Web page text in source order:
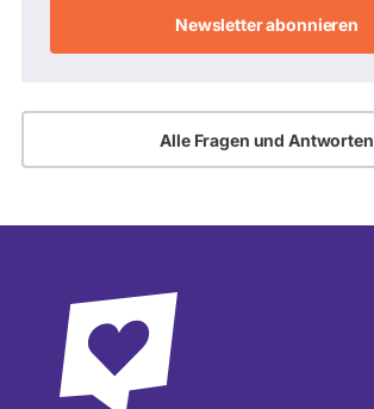
Alle Fragen und Antworten